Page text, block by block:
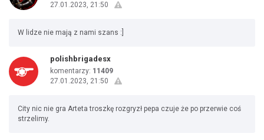
27.01.2023, 21:50
W lidze nie mają z nami szans :]
polishbrigadesx
komentarzy: 11409
27.01.2023, 21:50
City nic nie gra Arteta troszkę rozgryzł pepa czuje że po przerwie coś
strzelimy.